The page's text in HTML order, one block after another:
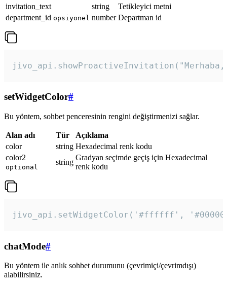
invitation_text string
Tetikleyici metni
department_id opsiyonel number Departman id
setWidgetColor#
Bu yöntem, sohbet penceresinin rengini değiştirmenizi sağlar.
Alan adı Tür
Açıklama
color
string Hexadecimal renk kodu
color2
optional
string
Gradyan seçimde geçiş için Hexadecimal
renk kodu
jivo_api.setWidgetColor('#ffffff',
chatMode#
Bu yöntem ile anlık sohbet durumunu (çevrimiçi/çevrimdışı)
alabilirsiniz.